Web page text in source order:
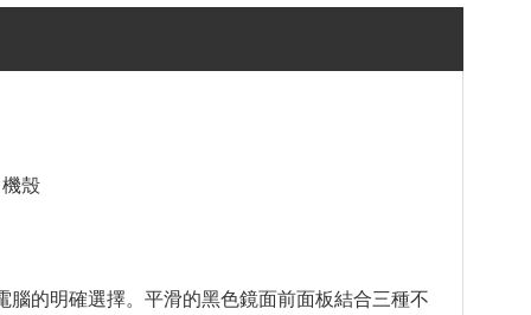
殼
的明確選擇。平滑的黑色鏡面前面板結合三種不